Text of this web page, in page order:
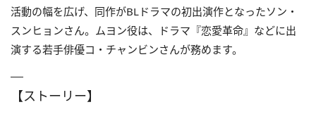
活動の幅を広げ、同作がBLドラマの初出演作となったソン・
スンヒョンさん。ムヨン役は、ドラマ『恋愛革命』などに出
演する若手俳優コ・チャンビンさんが務めます。
【ストーリー】